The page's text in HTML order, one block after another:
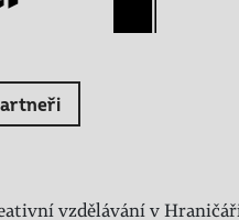
vzdělávání v